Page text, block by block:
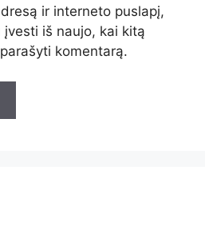
ir interneto puslapį,
iš naujo, kai kitą
komentarą.